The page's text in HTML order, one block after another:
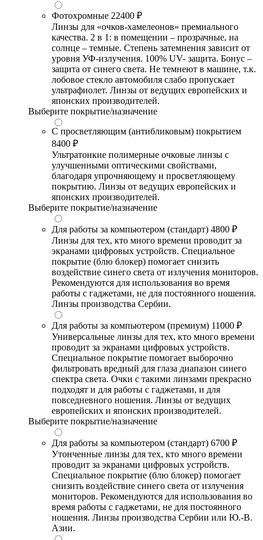
Фотохромные 22400 ₽
Линзы для «очков-хамелеонов» премиального
качества. 2 в 1: в помещении – прозрачные, на
солнце – темные. Степень затемнения зависит от
уровня УФ-излучения. 100% UV- защита. Бонус –
защита от синего света. Не темнеют в машине, т.к.
лобовое стекло автомобиля слабо пропускает
ультрафиолет. Линзы от ведущих европейских и
японских производителей.
Выберите покрытие/назначение
С просветляющим (антибликовым) покрытием
8400 ₽
Ультратонкие полимерные очковые линзы с
улучшенными оптическими свойствами,
благодаря упрочняющему и просветляющему
покрытию. Линзы от ведущих европейских и
японских производителей.
Выберите покрытие/назначение
Для работы за компьютером (стандарт) 4800 ₽
Линзы для тех, кто много времени проводит за
экранами цифровых устройств. Специальное
покрытие (блю блокер) помогает снизить
воздействие синего света от излучения мониторов.
Рекомендуются для использования во время
работы с гаджетами, не для постоянного ношения.
Линзы производства Сербии.
Для работы за компьютером (премиум) 11000 ₽
Универсальные линзы для тех, кто много времени
проводит за экранами цифровых устройств.
Специальное покрытие помогает выборочно
фильтровать вредный для глаза диапазон синего
спектра света. Очки с такими линзами прекрасно
подходят и для работы с гаджетами, и для
повседневного ношения. Линзы от ведущих
европейских и японских производителей.
Выберите покрытие/назначение
Для работы за компьютером (стандарт) 6700 ₽
Утонченные линзы для тех, кто много времени
проводит за экранами цифровых устройств.
Специальное покрытие (блю блокер) помогает
снизить воздействие синего света от излучения
мониторов. Рекомендуются для использования во
время работы с гаджетами, не для постоянного
ношения. Линзы производства Сербии или Ю.-В.
Азии.